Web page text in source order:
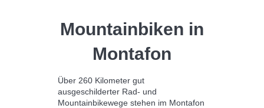
Klimmen/bergbe
klimmen
Beim Klettern ist es wie im echten
Leben. Wer fokussiert den nächsten
Schritt im Kopf durchplant, kommt